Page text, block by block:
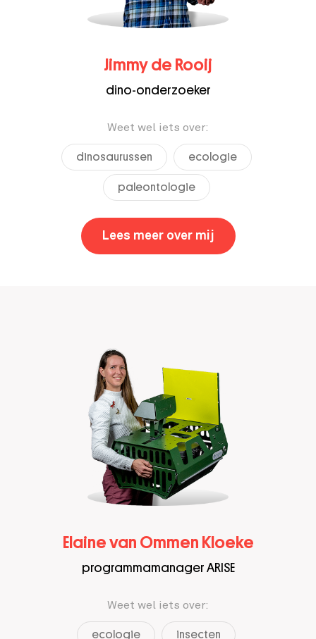
Jimmy de Rooij
dino-onderzoeker
Weet wel iets over:
dinosaurussen ecologie
paleontologie
Lees meer over mij Jimmy de Rooij
Elaine van Ommen Kloeke
programmamanager ARISE
Weet wel iets over:
ecologie insecten